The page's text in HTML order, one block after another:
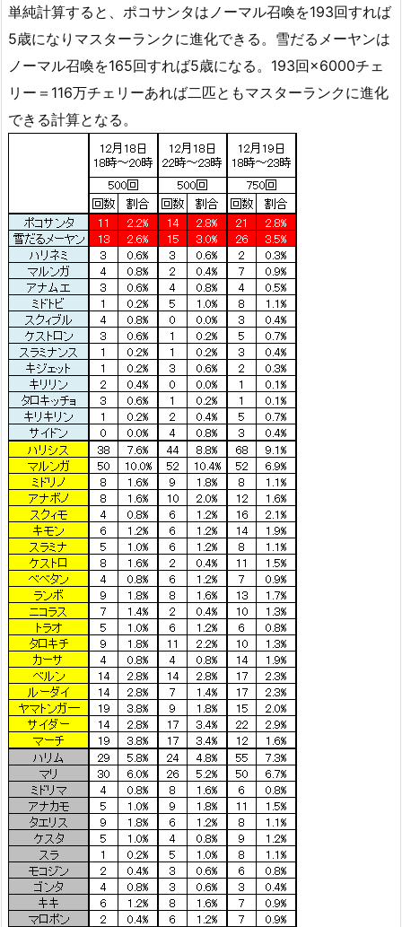
単純計算すると、ポコサンタはノーマル召喚を193回すれば
5歳になりマスターランクに進化できる。雪だるメーヤンは
ノーマル召喚を165回すれば5歳になる。193回×6000チェ
リー＝116万チェリーあれば二匹ともマスターランクに進化
できる計算となる。